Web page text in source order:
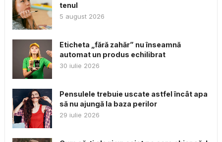
tenul
5 august 2026
Eticheta „fără zahăr” nu înseamnă
automat un produs echilibrat
30 iulie 2026
Pensulele trebuie uscate astfel încât apa
să nu ajungă la baza perilor
29 iulie 2026